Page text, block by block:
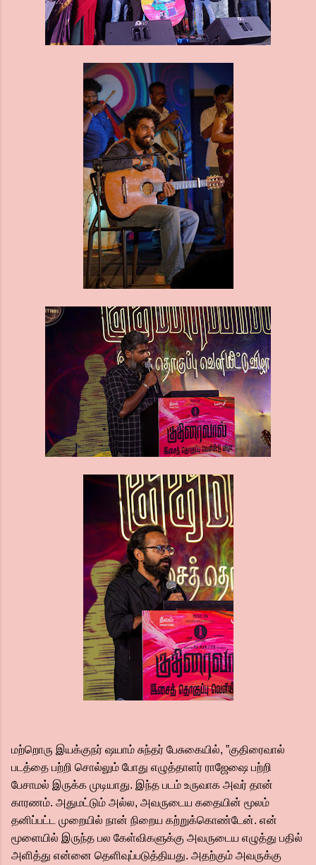
மற்றொரு இயக்குநர் ஷயாம் சுந்தர் பேசுகையில், ”குதிரைவால்
படத்தை பற்றி சொல்லும் போது எழுத்தாளர் ராஜேஷை பற்றி
பேசாமல் இருக்க முடியாது. இந்த படம் உருவாக அவர் தான்
காரணம். அதுமட்டும் அல்ல, அவருடைய கதையின் மூலம்
தனிப்பட்ட முறையில் நான் நிறைய கற்றுக்கொண்டேன். என்
மூளையில் இருந்த பல கேள்விகளுக்கு அவருடைய எழுத்து பதில்
அளித்து என்னை தெளிவுப்படுத்தியது. அதற்கும் அவருக்கு